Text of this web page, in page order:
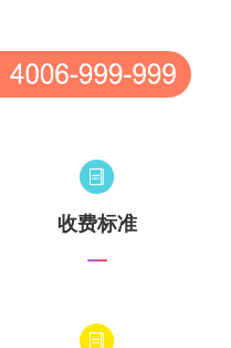
收费标准